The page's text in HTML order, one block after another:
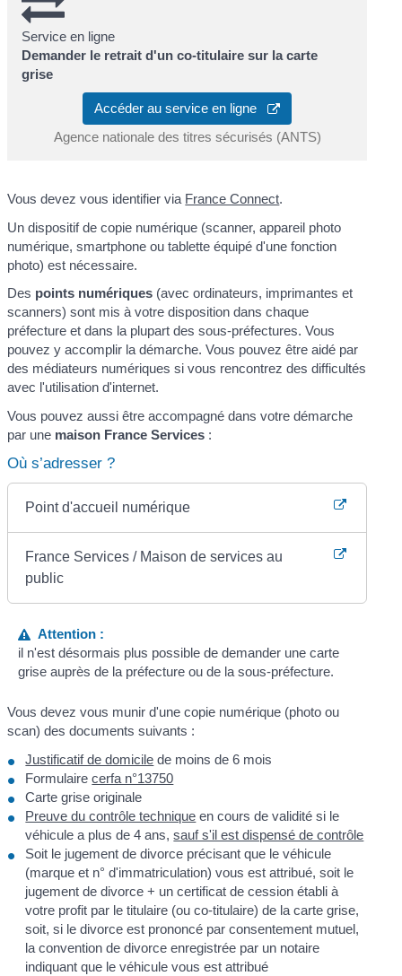
Service en ligne
Demander le retrait d'un co-titulaire sur la carte
grise
Accéder au service en ligne
Agence nationale des titres sécurisés (ANTS)
Vous devez vous identifier via France Connect.
Un dispositif de copie numérique (scanner, appareil photo
numérique, smartphone ou tablette équipé d'une fonction
photo) est nécessaire.
Des points numériques (avec ordinateurs, imprimantes et
scanners) sont mis à votre disposition dans chaque
préfecture et dans la plupart des sous-préfectures. Vous
pouvez y accomplir la démarche. Vous pouvez être aidé par
des médiateurs numériques si vous rencontrez des difficultés
avec l'utilisation d'internet.
Vous pouvez aussi être accompagné dans votre démarche
par une maison France Services :
Où s’adresser ?
Point d'accueil numérique
France Services / Maison de services au
public
Attention :
il n'est désormais plus possible de demander une carte
grise auprès de la préfecture ou de la sous-préfecture.
Vous devez vous munir d'une copie numérique (photo ou
scan) des documents suivants :
Justificatif de domicile de moins de 6 mois
Formulairecerfa n°13750
Carte grise originale
Preuve du contrôle technique en cours de validité si le
véhicule a plus de 4 ans,sauf s'il est dispensé de contrôle
Soit le jugement de divorce précisant que le véhicule
(marque et n° d'immatriculation) vous est attribué, soit le
jugement de divorce + un certificat de cession établi à
votre profit par le titulaire (ou co-titulaire) de la carte grise,
soit, si le divorce est prononcé par consentement mutuel,
la convention de divorce enregistrée par un notaire
indiquant que le véhicule vous est attribué